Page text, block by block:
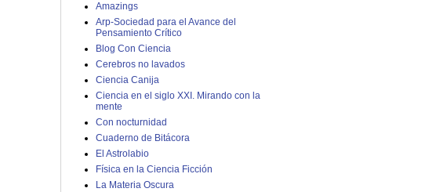
Amazings
Arp-Sociedad para el Avance del
Pensamiento Crítico
Blog Con Ciencia
Cerebros no lavados
Ciencia Canija
Ciencia en el siglo XXI. Mirando con la
mente
Con nocturnidad
Cuaderno de Bitácora
El Astrolabio
Física en la Ciencia Ficción
La Materia Oscura